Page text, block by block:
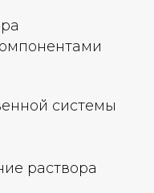
системы
раствора